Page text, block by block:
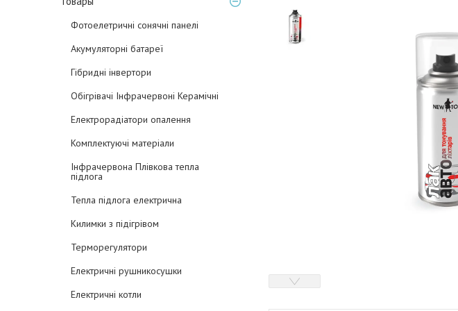
Фотоелетричні cонячні панелі
Акумуляторні батареї
Гібридні інвертори
Обігрівачі Інфрачервоні Керамічні
Електрорадіатори опалення
Комплектуючі матеріали
Інфрачервона Плівкова тепла
підлога
Тепла підлога електрична
Килимки з підігрівом
Терморегулятори
Електричні рушникосушки
Електричні котли